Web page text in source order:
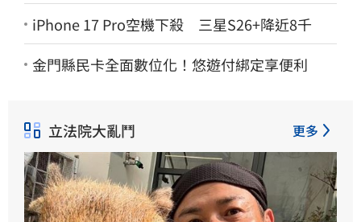
iPhone 17 Pro空機下殺 三星S26+降近8千
金門縣民卡全面數位化！悠遊付綁定享便利
立法院大亂鬥 更多